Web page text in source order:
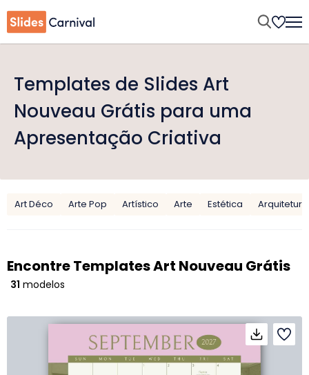
Templates de Slides Art
Nouveau Grátis para uma
Apresentação Criativa
Art Déco Arte Pop Artístico Arte Estética Arquitetura
Encontre Templates Art Nouveau Grátis
31 modelos